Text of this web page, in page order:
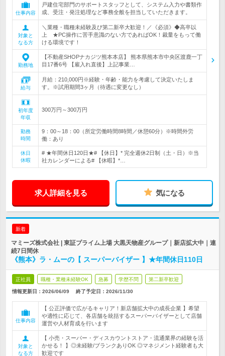
仕事内容
戸建住宅部門のサポートスタッフとして、システム入力や書類作
成、受注・発注処理など事務全般を担当していただきます。
対象と
なる方
＼業種・職種未経験及び第二新卒大歓迎！／《必須》◆高卒以
上 ★PC操作に苦手意識のない方であればOK！裁量をもって働
ける環境です！
勤務地
【不動産SHOPナカジツ熊本本店】 熊本県熊本市中央区渡鹿一丁
目17番6号 【雇入れ直後】上記事業…
給与
月給：210,000円※経験・年齢・能力を考慮して決定いたしま
す。※試用期間3ヶ月（待遇に変更なし）
初年度
年収
300万円～300万円
勤務
時間
9：00～18：00（所定労働時間8時間／休憩60分）※時間外労
働：あり
休日
休暇
# ★年間休日120日★# 【休日】* 完全週休2日制（土・日）※当
社カレンダーによる# 【休暇】*…
求人詳細を見る 気になる
新着
マミーズ株式会社 | 東証プライム上場 大黒天物産グループ｜新店拡大中｜連
続7日間休
《熊本》ラ・ムーの【 スーパーバイザー 】★年間休日110日
正社員 職種・業種未経験OK 急募 学歴不問 第二新卒歓迎
情報更新日：2026/06/09 終了予定日： 2026/11/30
仕事内容
【 公正評価で広がるキャリア！新店舗拡大中の成長企業 】希望
や適性に応じて、各店舗を統括するスーパーバイザーとして店舗
運営や人材育成を行います
対象と
なる方
【 小売・スーパー・ディスカウントストア・流通業界の経験を活
かせる！ 】◎未経験/ブランクありOK ◎マネジメント経験者も大
歓迎です